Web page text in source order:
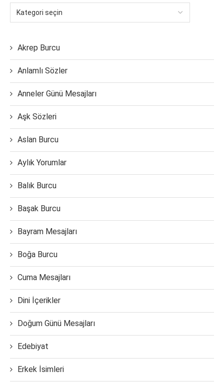
Akrep Burcu
Anlamlı Sözler
Anneler Günü Mesajları
Aşk Sözleri
Aslan Burcu
Aylık Yorumlar
Balık Burcu
Başak Burcu
Bayram Mesajları
Boğa Burcu
Cuma Mesajları
Dini İçerikler
Doğum Günü Mesajları
Edebiyat
Erkek İsimleri